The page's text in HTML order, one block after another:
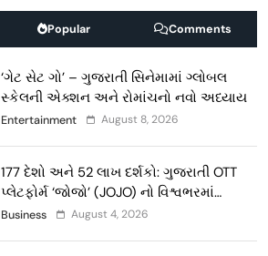
Popular Comments
‘ગેટ સેટ ગો’ – ગુજરાતી સિનેમામાં ગ્લોબલ
સ્કેલની એક્શન અને રોમાંચનો નવો અધ્યાય
Entertainment August 8, 2026
177 દેશો અને 52 લાખ દર્શકો: ગુજરાતી OTT
પ્લેટફોર્મ ‘જોજો’ (JOJO) નો વિશ્વભરમાં
દબદબો
Business August 4, 2026